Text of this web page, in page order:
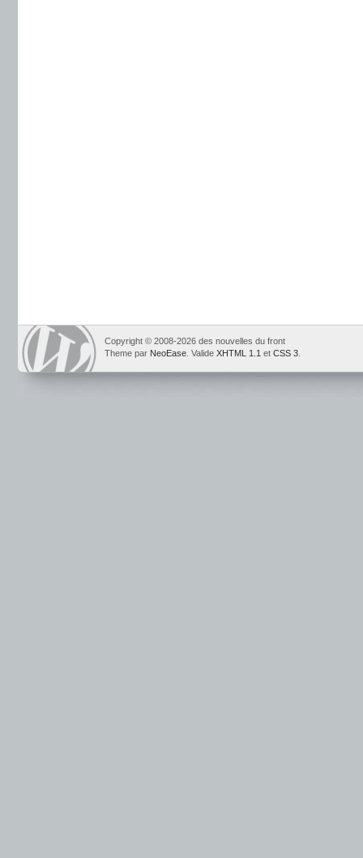
Copyright © 2008-2026 des nouvelles du front
Theme par NeoEase . Valide XHTML 1.1 et CSS 3